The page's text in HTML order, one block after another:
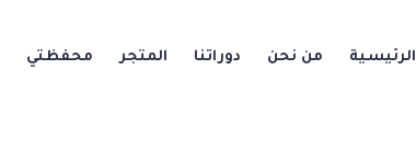
الرئيسية من نحن دوراتنا المتجر محفظتي